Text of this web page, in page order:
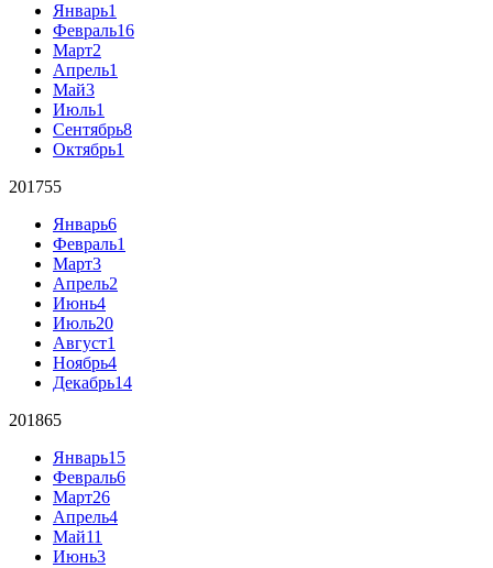
Январь1
Февраль16
Март2
Апрель1
Май3
Июль1
Сентябрь8
Октябрь1
201755
Январь6
Февраль1
Март3
Апрель2
Июнь4
Июль20
Август1
Ноябрь4
Декабрь14
201865
Январь15
Февраль6
Март26
Апрель4
Май11
Июнь3